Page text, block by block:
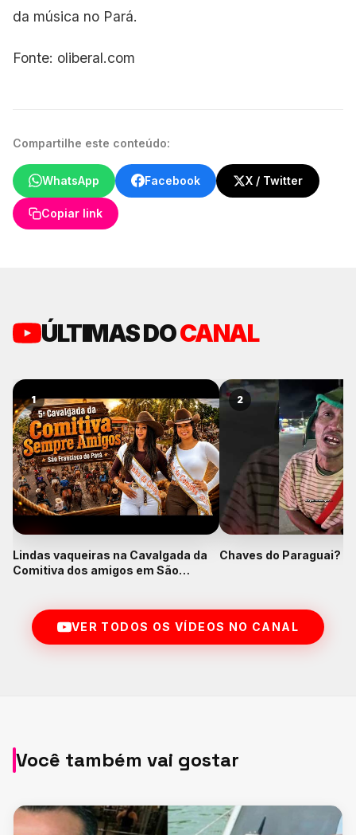
da música no Pará.
Fonte: oliberal.com
Compartilhe este conteúdo:
WhatsApp Facebook X / Twitter
Copiar link
ÚLTIMAS DOCANAL
1
Lindas vaqueiras na Cavalgada da
Comitiva dos amigos em São
2
Chaves do Paraguai?
VER TODOS OS VÍDEOS NO CANAL
Você também vai gostar